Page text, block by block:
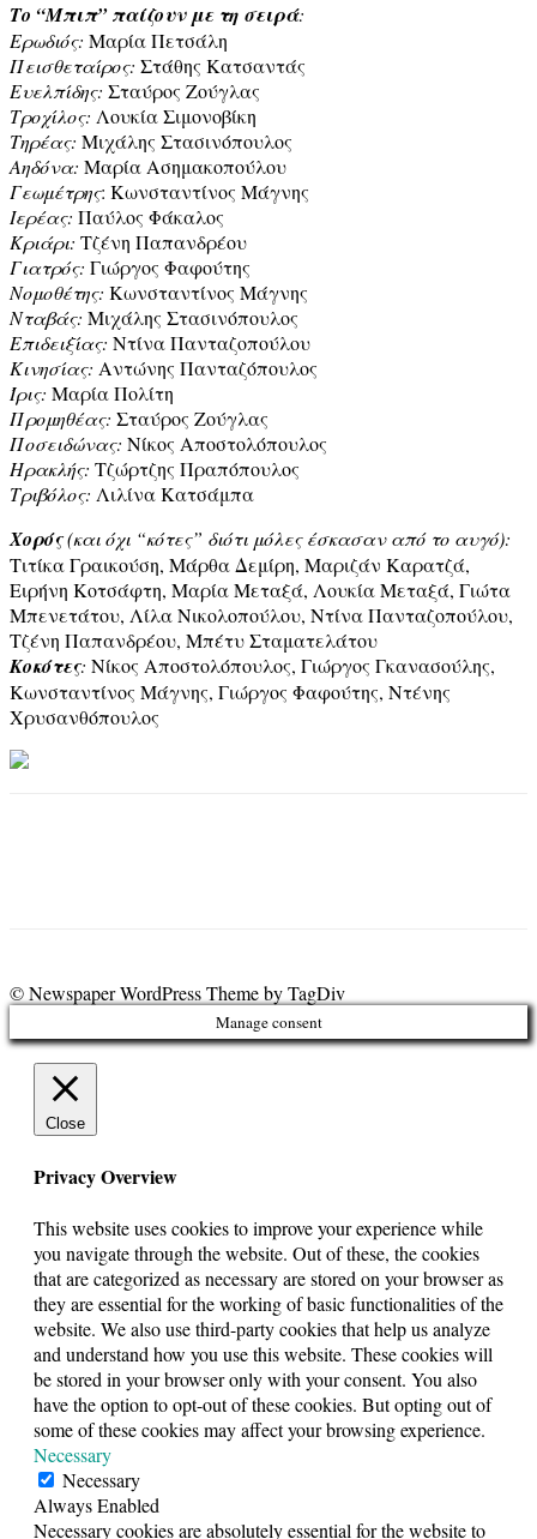
Το “Μπιπ” παίζουν με τη σειρά:
Ερωδιός: Μαρία Πετσάλη
Πεισθεταίρος: Στάθης Κατσαντάς
Ευελπίδης: Σταύρος Ζούγλας
Τροχίλος: Λουκία Σιμονοβίκη
Τηρέας: Μιχάλης Στασινόπουλος
Αηδόνα: Μαρία Ασημακοπούλου
Γεωμέτρης: Κωνσταντίνος Μάγνης
Ιερέας: Παύλος Φάκαλος
Κριάρι: Τζένη Παπανδρέου
Γιατρός: Γιώργος Φαφούτης
Νομοθέτης: Κωνσταντίνος Μάγνης
Νταβάς: Μιχάλης Στασινόπουλος
Επιδειξίας: Ντίνα Πανταζοπούλου
Κινησίας: Αντώνης Πανταζόπουλος
Ίρις: Μαρία Πολίτη
Προμηθέας: Σταύρος Ζούγλας
Ποσειδώνας: Νίκος Αποστολόπουλος
Ηρακλής: Τζώρτζης Πραπόπουλος
Τριβόλος: Λιλίνα Κατσάμπα
Χορός(και όχι “κότες” διότι μόλες έσκασαν από το αυγό):
Τιτίκα Γραικούση, Μάρθα Δεμίρη, Μαριζάν Καρατζά,
Ειρήνη Κοτσάφτη, Μαρία Μεταξά, Λουκία Μεταξά, Γιώτα
Μπενετάτου, Λίλα Νικολοπούλου, Ντίνα Πανταζοπούλου,
Τζένη Παπανδρέου, Μπέτυ Σταματελάτου
Κοκότες: Νίκος Αποστολόπουλος, Γιώργος Γκανασούλης,
Κωνσταντίνος Μάγνης, Γιώργος Φαφούτης, Ντένης
Χρυσανθόπουλος
© Newspaper WordPress Theme by TagDiv
Manage consent
Close
Privacy Overview
This website uses cookies to improve your experience while
you navigate through the website. Out of these, the cookies
that are categorized as necessary are stored on your browser as
they are essential for the working of basic functionalities of the
website. We also use third-party cookies that help us analyze
and understand how you use this website. These cookies will
be stored in your browser only with your consent. You also
have the option to opt-out of these cookies. But opting out of
some of these cookies may affect your browsing experience.
Necessary
Necessary
Always Enabled
Necessary cookies are absolutely essential for the website to